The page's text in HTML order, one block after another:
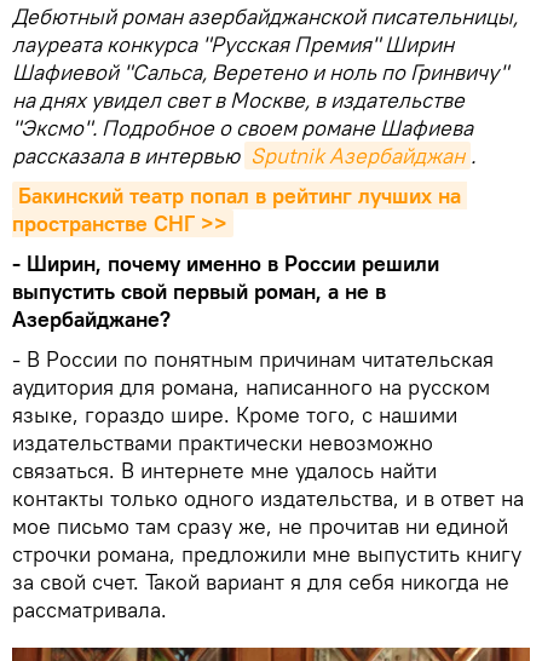
Дебютный роман азербайджанской писательницы,
лауреата конкурса "Русская Премия" Ширин
Шафиевой "Сальса, Веретено и ноль по Гринвичу"
на днях увидел свет в Москве, в издательстве
"Эксмо". Подробное о своем романе Шафиева
рассказала в интервью Sputnik Азербайджан .
Бакинский театр попал в рейтинг лучших на
пространстве СНГ >>
- Ширин, почему именно в России решили
выпустить свой первый роман, а не в
Азербайджане?
- В России по понятным причинам читательская
аудитория для романа, написанного на русском
языке, гораздо шире. Кроме того, с нашими
издательствами практически невозможно
связаться. В интернете мне удалось найти
контакты только одного издательства, и в ответ на
мое письмо там сразу же, не прочитав ни единой
строчки романа, предложили мне выпустить книгу
за свой счет. Такой вариант я для себя никогда не
рассматривала.